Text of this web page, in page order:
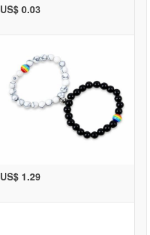
US$ 0.03
US$ 1.29